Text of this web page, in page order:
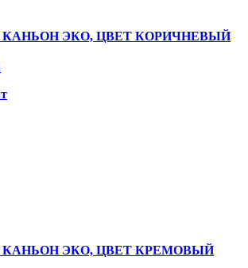
КАНЬОН ЭКО, ЦВЕТ КОРИЧНЕВЫЙ
КАНЬОН ЭКО, ЦВЕТ КРЕМОВЫЙ